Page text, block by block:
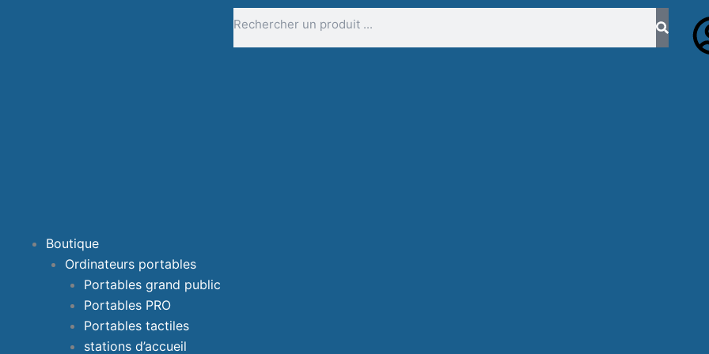
Boutique
Ordinateurs portables
Portables grand public
Portables PRO
Portables tactiles
stations d’accueil